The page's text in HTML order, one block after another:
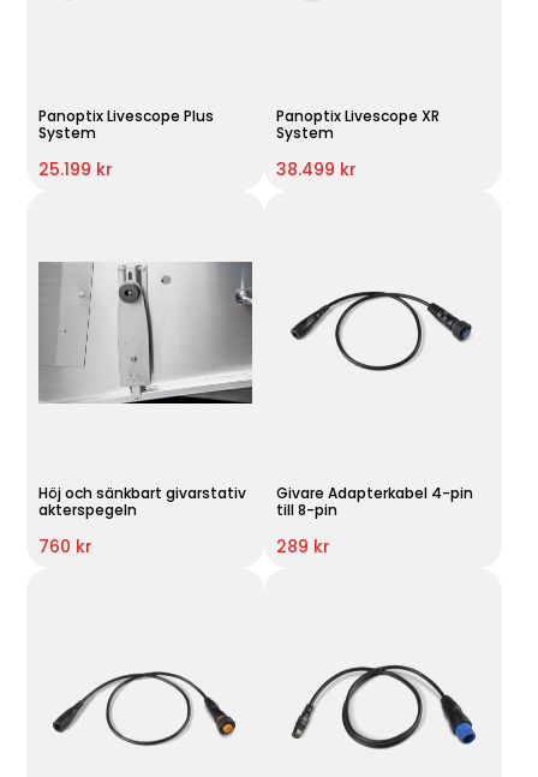
Panoptix Livescope Plus
System
25.199 kr
Panoptix Livescope XR
System
38.499 kr
Höj och sänkbart givarstativ
akterspegeln
760 kr
Givare Adapterkabel 4-pin
till 8-pin
289 kr